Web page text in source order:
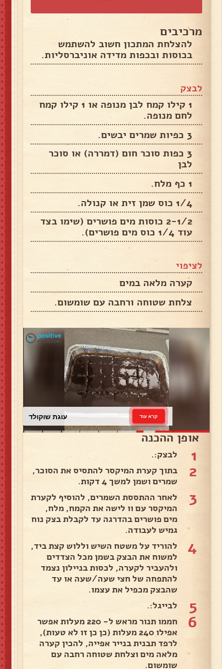
מרכיבים
להצלחת המתכון חשוב להשתמש
בכוסות ובכפות מדידה אוניברסליות.
לבצק
1 קילו קמח לבן מנופה או 1 קילו קמח
לחם מנופה.
3 כפיות שמרים יבשים.
3 כפות סוכר חום (דמררה) או סוכר
לבן
1 כף מלח.
1/4 כוס שמן זית או קנולה.
2-1/2 כוסות מים פושרים (שימו בצד
עוד 1/4 כוס מים פושרים).
לציפוי
קערה מלאה במים
צלחת שטוחה ורחבה עם שומשום.
עוגת שוקולד קרא עוד
אופן ההכנה
1 לבצק:.
2
בתוך קערת המיקסר להתסיס את הסוכר,
שמרים ושמן למשך 4 דקות.
3
לאחר ההתססת השמרים, להוסיף לקערת
המיקסר עם וו לישה את הקמח, מלח,
מים פושרים בהדרגה עד לקבלת בצק נוח
גמיש לעבודה.
4
להוריד על משטח השיש וללוש קצת ביד,
למשוח את הבצק בשמן מכל הצדדים
ולהעביר לקערה, לכסות בניילון נצמד
להתפחה של חצי שעה/שעה או עד
שהבצק מכפיל את עצמו.
5 לבייגל:.
6
חממו תנור מראש ל- 220 מעלות אפשר
אפילו 240 מעלות (כן כן זו לא טעות),
לרפד תבנית בנייר אפייה, להכין קערה
מלאה מים וצלחת שטוחה רחבה עם
שומשום.